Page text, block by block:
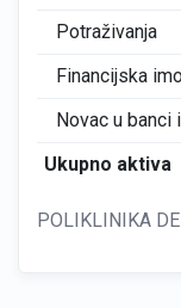
Potraživanja
Financijska
Novac u banci
Ukupno aktiva
POLIKLINIKA